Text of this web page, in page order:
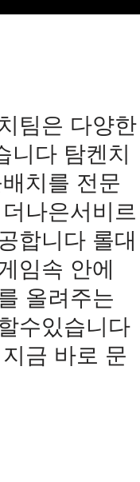
팀은 다양한
니다 탐켄치
치를 전문
나은서비르
합니다 롤대
임속 안에
올려주는
수있습니다
금 바로 문